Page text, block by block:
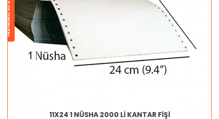
İNDİRİMLİ 33%
11X24 1 NÜSHA 2000 Lİ KANTAR FİŞİ